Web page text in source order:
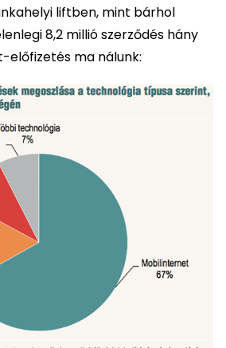
liftben, mint bárhol
8,2 millió szerződés hány
előfizetés ma nálunk: